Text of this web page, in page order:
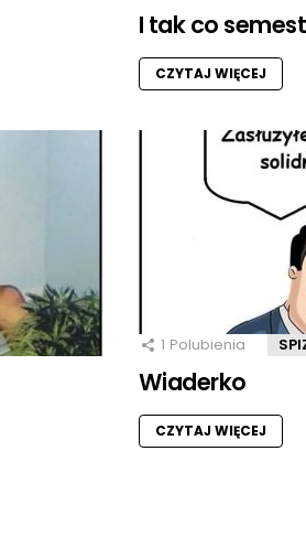
I tak co
CZYTAJ WIĘCEJ
1 Polubienia
Wiaderko
CZYTAJ WIĘCEJ